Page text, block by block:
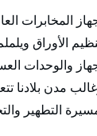
المخابرات
الأوراق
والوحدات
مدن بلادنا
التطهير